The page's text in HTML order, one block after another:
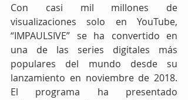
Con casi mil millones de
visualizaciones solo en YouTube,
“IMPAULSIVE” se ha convertido en
una de las series digitales más
populares del mundo desde su
lanzamiento en noviembre de 2018.
El programa ha presentado